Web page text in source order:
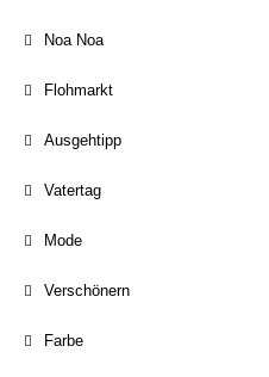
Noa Noa
Flohmarkt
Ausgehtipp
Vatertag
Mode
Verschönern
Farbe